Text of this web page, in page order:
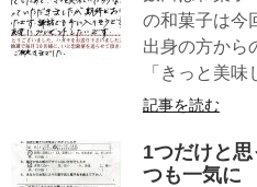
の和菓子は今
出身の方から
「きっと美
記事を読む
1つだけと
つも一気に